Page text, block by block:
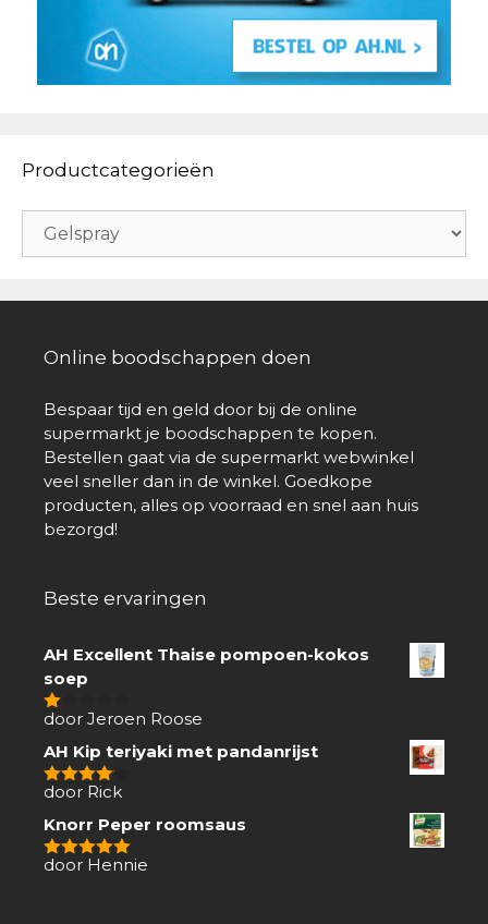
Productcategorieën
Online boodschappen doen
Bespaar tijd en geld door bij de online
supermarkt je boodschappen te kopen.
Bestellen gaat via de supermarkt webwinkel
veel sneller dan in de winkel. Goedkope
producten, alles op voorraad en snel aan huis
bezorgd!
Beste ervaringen
AH Excellent Thaise pompoen-kokos
soep
1
5
door Jeroen Roose
AH Kip teriyaki met pandanrijst
4van 5
door Rick
Knorr Peper roomsaus
5van 5
door Hennie